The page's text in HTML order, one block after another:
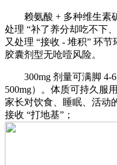
赖氨酸 + 多种维生素矿
处理 “补了养分却吃不下
又处理 “接收 - 堆积” 环
胶囊剂型无呛噎风险。
300mg 剂量可满脚 4-6
500mg）。体质可持久服
家长对饮食、睡眠、活动
接收 “打地基”；